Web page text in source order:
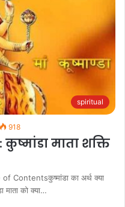
spiritual
918
माता शक्ति
Contentsकुष्मांडा का अर्थ क्या
माता को क्या…